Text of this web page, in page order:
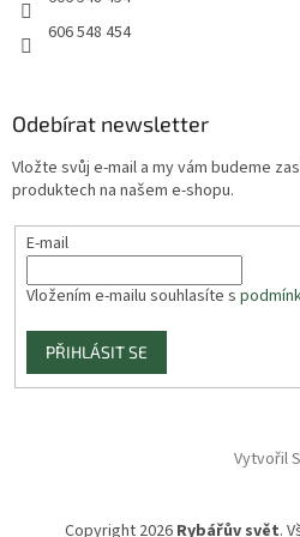
606 548 454
Odebírat newsletter
Vložte svůj e-mail a my vám budeme
produktech na našem e-shopu.
E-mail
Vložením e-mailu souhlasíte s
PŘIHLÁSIT SE
Vytvořil
Copyright 2026 Rybářův svět.